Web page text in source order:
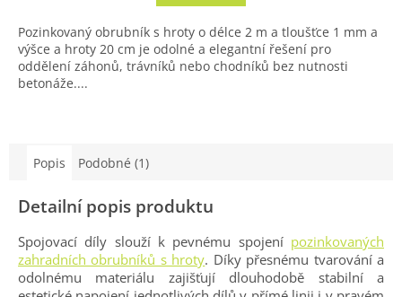
Pozinkovaný obrubník s hroty o délce 2 m a tloušťce 1 mm a
výšce a hroty 20 cm je odolné a elegantní řešení pro
oddělení záhonů, trávníků nebo chodníků bez nutnosti
betonáže....
Popis Podobné (1)
Detailní popis produktu
Spojovací díly slouží k pevnému spojení pozinkovaných
zahradních obrubníků s hroty. Díky přesnému tvarování a
odolnému materiálu zajišťují dlouhodobě stabilní a